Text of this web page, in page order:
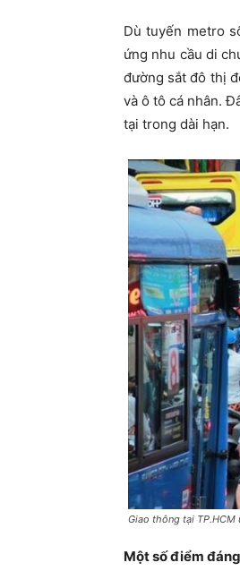
Dù tuyến metro
ứng nhu cầu di
đường sắt đô thị
và ô tô cá nhân.
tại trong dài hạn.
Giao thông tại
Một số điểm